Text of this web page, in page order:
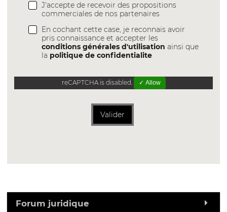
J'accepte de recevoir des propositions
commerciales de nos partenaires
En cochant cette case, je reconnais avoir
pris connaissance et accepter les
conditions générales d'utilisation ainsi que
la politique de confidentialite
reCAPTCHA is disabled. ✓ Allow
Valider
Forum juridique